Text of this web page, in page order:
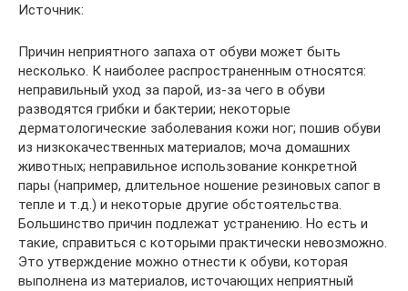
Источник:
Причин неприятного запаха от обуви может быть
несколько. К наиболее распространенным относятся:
неправильный уход за парой, из-за чего в обуви
разводятся грибки и бактерии; некоторые
дерматологические заболевания кожи ног; пошив обуви
из низкокачественных материалов; моча домашних
животных; неправильное использование конкретной
пары (например, длительное ношение резиновых сапог в
тепле и т.д.) и некоторые другие обстоятельства.
Большинство причин подлежат устранению. Но есть и
такие, справиться с которыми практически невозможно.
Это утверждение можно отнести к обуви, которая
выполнена из материалов, источающих неприятный